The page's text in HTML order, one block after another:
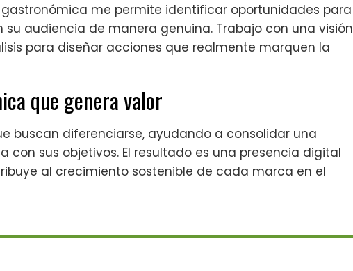
me permite identificar oportunidades para
audiencia de manera genuina. Trabajo con una visión
para diseñar acciones que realmente marquen la
que genera valor
buscan diferenciarse, ayudando a consolidar una
sus objetivos. El resultado es una presencia digital
al crecimiento sostenible de cada marca en el